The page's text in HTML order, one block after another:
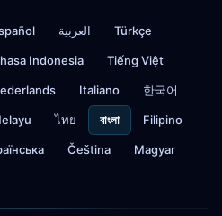
العربية Türkçe
Indonesia Tiếng Việt
Italiano 한국어
ไทย বাংলা Filipino
Čeština Magyar